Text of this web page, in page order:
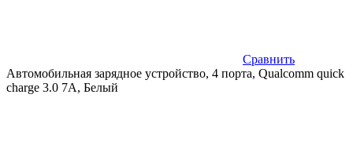
Сравнить
Автомобильная зарядное устройство, 4 порта, Qualcomm quick
charge 3.0 7А, Белый